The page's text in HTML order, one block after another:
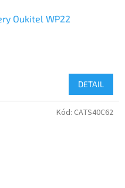
Oukitel WP22
DETAIL
Kód: CATS40C62